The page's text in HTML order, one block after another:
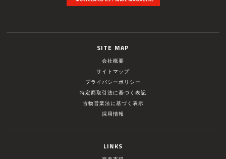
SITE MAP
会社概要
サイトマップ
プライバシーポリシー
特定商取引法に基づく表記
古物営業法に基づく表示
採用情報
LINKS